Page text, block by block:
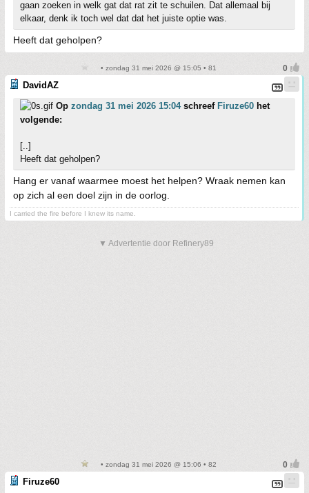
gaan zoeken in welk gat dat rat zit te schuilen. Dat allemaal bij
elkaar, denk ik toch wel dat dat het juiste optie was.
Heeft dat geholpen?
• zondag 31 mei 2026 @ 15:05 • 81
DavidAZ
Op zondag 31 mei 2026 15:04schreef Firuze60 het
volgende:
[..]
Heeft dat geholpen?
Hang er vanaf waarmee moest het helpen? Wraak nemen kan
op zich al een doel zijn in de oorlog.
I carried the fire before I knew its name.
▼ Advertentie door Refinery89
• zondag 31 mei 2026 @ 15:06 • 82
Firuze60